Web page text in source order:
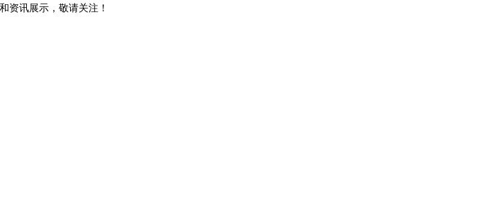
资讯展示，敬请关注！